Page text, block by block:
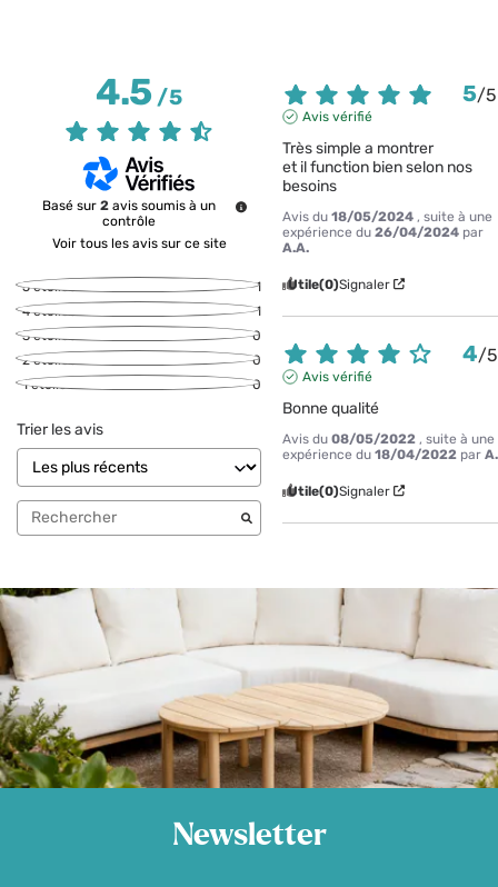
4.5/5
Basé sur 2 avis soumis à un
contrôle
Voir tous les avis sur ce site
5étoiles
1
4étoiles
1
3étoiles
0
2étoiles
0
1étoile 0
Trier les avis
5/5
Avis vérifié
Très simple a montrer
et il function bien selon nos
besoins
Avis du18/05/2024 , suite à une
expérience du26/04/2024 par
A.A.
Utile(0)Signaler
4/5
Avis vérifié
Bonne qualité
Avis du08/05/2022 , suite à une
expérience du18/04/2022 par
Utile(0)Signaler
Newsletter